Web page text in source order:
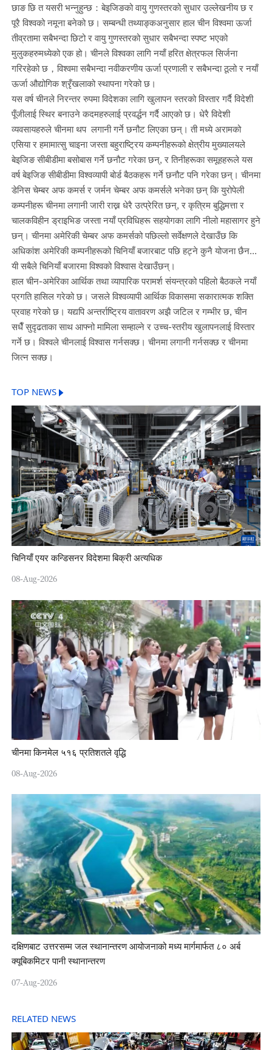
छाङ छि त यसरी भन्नुहुन्छ：बेइजिङको वायु गुणस्तरको सुधार उल्लेखनीय छ र
पूरै विश्वको नमूना बनेको छ। सम्बन्धी तथ्याङ्कअनुसार हाल चीन विश्वमा ऊर्जा
तीव्रतामा सबैभन्दा छिटो र वायु गुणस्तरको सुधार सबैभन्दा स्पष्ट भएको
मुलुकहरुमध्येको एक हो। चीनले विश्वका लागि नयाँ हरित क्षेत्रफल सिर्जना
गरिरहेको छ，विश्वमा सबैभन्दा नवीकरणीय ऊर्जा प्रणाली र सबैभन्दा ठूलो र नयाँ
ऊर्जा औद्योगिक श्रृँखलाको स्थापना गरेको छ।
यस वर्ष चीनले निरन्तर रुपमा विदेशका लागि खुलापन स्तरको विस्तार गर्दै विदेशी
पूँजीलाई स्थिर बनाउने कदमहरुलाई प्रवर्द्धन गर्दै आएको छ। धेरै विदेशी
व्यवसायहरुले चीनमा थप लगानी गर्ने छनौट लिएका छन्। ती मध्ये अरामको
एसिया र हमामात्सु चाइना जस्ता बहुराष्ट्रिय कम्पनीहरूको क्षेत्रीय मुख्यालयले
बेइजिङ सीबीडीमा बसोबास गर्ने छनौट गरेका छन्, र तिनीहरूका समूहहरूले यस
वर्ष बेइजिङ सीबीडीमा विश्वव्यापी बोर्ड बैठकहरू गर्ने छनौट पनि गरेका छन्। चीनमा
डेनिस चेम्बर अफ कमर्स र जर्मन चेम्बर अफ कमर्सले भनेका छन् कि युरोपेली
कम्पनीहरू चीनमा लगानी जारी राख्न धेरै उत्प्रेरित छन्, र कृत्रिम बुद्धिमत्ता र
चालकविहीन ड्राइभिङ जस्ता नयाँ प्रविधिहरू सहयोगका लागि नीलो महासागर हुने
छन्। चीनमा अमेरिकी चेम्बर अफ कमर्सको पछिल्लो सर्वेक्षणले देखाउँछ कि
अधिकांश अमेरिकी कम्पनीहरूको चिनियाँ बजारबाट पछि हट्ने कुनै योजना छैन...
यी सबैले चिनियाँ बजारमा विश्वको विश्वास देखाउँछन्।
हाल चीन-अमेरिका आर्थिक तथा व्यापारिक परामर्श संयन्त्रको पहिलो बैठकले नयाँ
प्रगति हासिल गरेको छ। जसले विश्वव्यापी आर्थिक विकासमा सकारात्मक शक्ति
प्रवाह गरेको छ। यद्यपि अन्तर्राष्ट्रिय वातावरण अझै जटिल र गम्भीर छ, चीन
सधैँ सुदृढताका साथ आफ्नो मामिला सम्हाल्ने र उच्च-स्तरीय खुलापनलाई विस्तार
गर्ने छ। विश्वले चीनलाई विश्वास गर्नसक्छ। चीनमा लगानी गर्नसक्छ र चीनमा
जित्न सक्छ।
TOP NEWS
चिनियाँ एयर कन्डिसनर विदेशमा बिक्री अत्यधिक
08-Aug-2026
चीनमा किनमेल ५१६ प्रतिशतले वृद्धि
08-Aug-2026
दक्षिणबाट उत्तरसम्म जल स्थानान्तरण आयोजनाको मध्य मार्गमार्फत ८० अर्ब
क्यूबिकमिटर पानी स्थानान्तरण
07-Aug-2026
RELATED NEWS